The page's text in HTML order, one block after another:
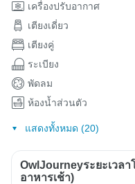
เครื่องปรับอากาศ
เตียงเดี่ยว
เตียงคู่
ระเบียง
พัดลม
ห้องน้ำส่วนตัว
แสดงทั้งหมด (20)
OwlJourneyระยะเวล
อาหารเช้า)